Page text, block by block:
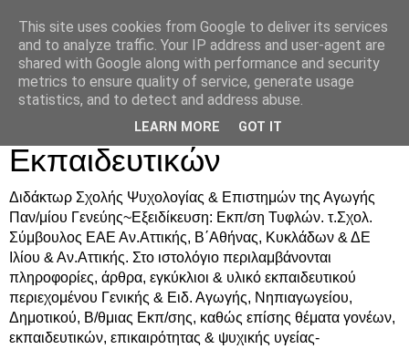
Δρ. Ράνια Χιουρέα-
Συμβουλευτική &
Υποστήριξη Γονέων &
Εκπαιδευτικών
Διδάκτωρ Σχολής Ψυχολογίας & Επιστημών της Αγωγής
Παν/μίου Γενεύης~Εξειδίκευση: Εκπ/ση Τυφλών. τ.Σχολ.
Σύμβουλος ΕΑΕ Αν.Αττικής, Β΄Αθήνας, Κυκλάδων & ΔΕ
Ιλίου & Αν.Αττικής. Στο ιστολόγιο περιλαμβάνονται
πληροφορίες, άρθρα, εγκύκλιοι & υλικό εκπαιδευτικού
περιεχομένου Γενικής & Ειδ. Αγωγής, Νηπιαγωγείου,
Δημοτικού, Β/θμιας Εκπ/σης, καθώς επίσης θέματα γονέων,
εκπαιδευτικών, επικαιρότητας & ψυχικής υγείας-
This site uses cookies from Google to deliver its services
and to analyze traffic. Your IP address and user-agent are
shared with Google along with performance and security
metrics to ensure quality of service, generate usage
statistics, and to detect and address abuse.
LEARN MORE GOT IT